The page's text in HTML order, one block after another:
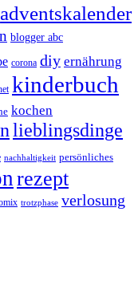
adventskalender
blogger abc
corona diy ernährung
kinderbuch
kochen
lieblingsdinge
nachhaltigkeit persönliches
rezept
trotzphase verlosung